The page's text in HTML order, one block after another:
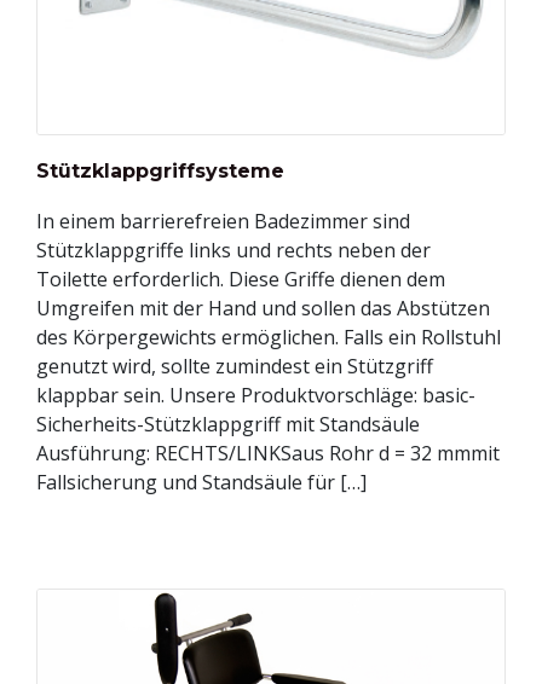
Stützklappgriffsysteme
In einem barrierefreien Badezimmer sind
Stützklappgriffe links und rechts neben der
Toilette erforderlich. Diese Griffe dienen dem
Umgreifen mit der Hand und sollen das Abstützen
des Körpergewichts ermöglichen. Falls ein Rollstuhl
genutzt wird, sollte zumindest ein Stützgriff
klappbar sein. Unsere Produktvorschläge: basic-
Sicherheits-Stützklappgriff mit Standsäule
Ausführung: RECHTS/LINKSaus Rohr d = 32 mmmit
Fallsicherung und Standsäule für […]